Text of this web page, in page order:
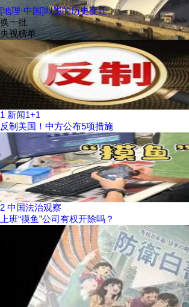
[地理·中国]即墨的历史变迁
换一批
央视榜单
1 新闻1+1
反制美国！中方公布5项措施
2 中国法治观察
上班“摸鱼”公司有权开除吗？